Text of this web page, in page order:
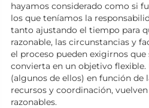
hayamos considerado como si
los que teníamos la
tanto ajustando el tiempo para
razonable, las circunstancias y
el proceso pueden exigirnos
convierta en un objetivo
(algunos de ellos) en función de
recursos y coordinación,
razonables.